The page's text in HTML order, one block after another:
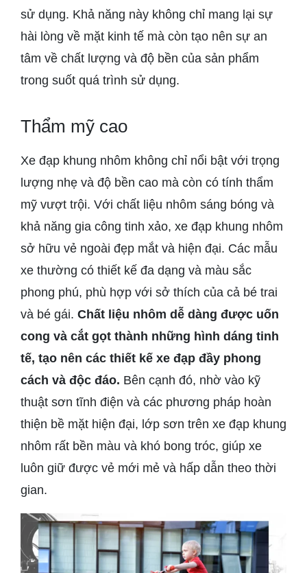
sử dụng. Khả năng này không chỉ mang lại sự
hài lòng về mặt kinh tế mà còn tạo nên sự an
tâm về chất lượng và độ bền của sản phẩm
trong suốt quá trình sử dụng.
Thẩm mỹ cao
Xe đạp khung nhôm không chỉ nổi bật với trọng
lượng nhẹ và độ bền cao mà còn có tính thẩm
mỹ vượt trội. Với chất liệu nhôm sáng bóng và
khả năng gia công tinh xảo, xe đạp khung nhôm
sở hữu vẻ ngoài đẹp mắt và hiện đại. Các mẫu
xe thường có thiết kế đa dạng và màu sắc
phong phú, phù hợp với sở thích của cả bé trai
và bé gái. Chất liệu nhôm dễ dàng được uốn
cong và cắt gọt thành những hình dáng tinh
tế, tạo nên các thiết kế xe đạp đầy phong
cách và độc đáo. Bên cạnh đó, nhờ vào kỹ
thuật sơn tĩnh điện và các phương pháp hoàn
thiện bề mặt hiện đại, lớp sơn trên xe đạp khung
nhôm rất bền màu và khó bong tróc, giúp xe
luôn giữ được vẻ mới mẻ và hấp dẫn theo thời
gian.